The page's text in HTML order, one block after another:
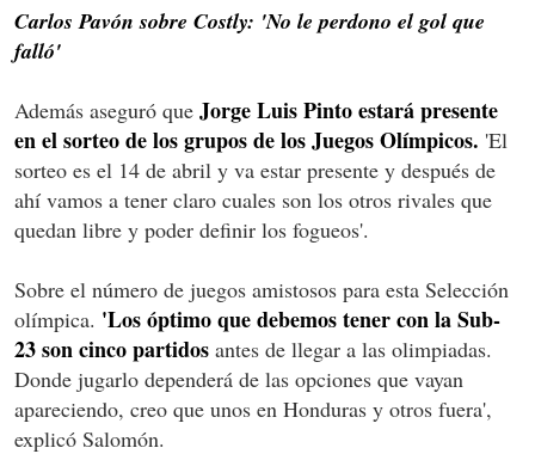
Carlos Pavón sobre Costly: 'No le perdono el gol que
falló'
Además aseguró que Jorge Luis Pinto estará presente
en el sorteo de los grupos de los Juegos Olímpicos. 'El
sorteo es el 14 de abril y va estar presente y después de
ahí vamos a tener claro cuales son los otros rivales que
quedan libre y poder definir los fogueos'.
Sobre el número de juegos amistosos para esta Selección
olímpica. 'Los óptimo que debemos tener con la Sub-
23 son cinco partidos antes de llegar a las olimpiadas.
Donde jugarlo dependerá de las opciones que vayan
apareciendo, creo que unos en Honduras y otros fuera',
explicó Salomón.